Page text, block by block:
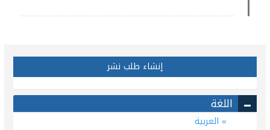
إنشاء طلب نشر
اللغة
العربية